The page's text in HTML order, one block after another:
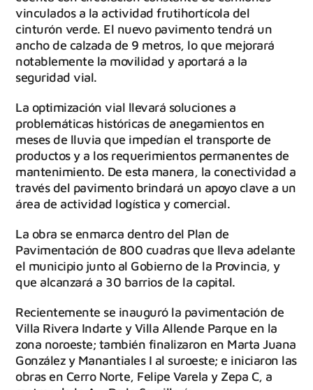
vinculados a la actividad frutihortícola del
cinturón verde. El nuevo pavimento tendrá un
ancho de calzada de 9 metros, lo que mejorará
notablemente la movilidad y aportará a la
seguridad vial.
La optimización vial llevará soluciones a
problemáticas históricas de anegamientos en
meses de lluvia que impedían el transporte de
productos y a los requerimientos permanentes de
mantenimiento. De esta manera, la conectividad a
través del pavimento brindará un apoyo clave a un
área de actividad logística y comercial.
La obra se enmarca dentro del Plan de
Pavimentación de 800 cuadras que lleva adelante
el municipio junto al Gobierno de la Provincia, y
que alcanzará a 30 barrios de la capital.
Recientemente se inauguró la pavimentación de
Villa Rivera Indarte y Villa Allende Parque en la
zona noroeste; también finalizaron en Marta Juana
González y Manantiales I al suroeste; e iniciaron las
obras en Cerro Norte, Felipe Varela y Zepa C, a